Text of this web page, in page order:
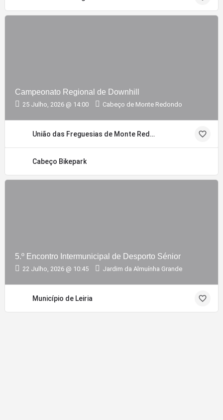
Campeonato Regional de Downhill
25 Julho, 2026 @ 14:00 Cabeço de Monte Redondo
União das Freguesias de Monte Redondo e Carreira
Cabeço Bikepark
5.º Encontro Intermunicipal de Desporto Sénior
22 Julho, 2026 @ 10:45 Jardim da Almuínha Grande
Município de Leiria